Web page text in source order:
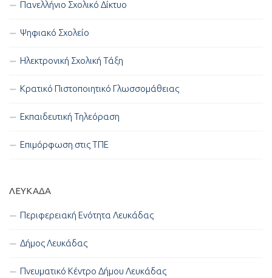
Πανελλήνιο Σχολικό Δίκτυο
Ψηφιακό Σχολείο
Ηλεκτρονική Σχολική Τάξη
Κρατικό Πιστοποιητικό Γλωσσομάθειας
Εκπαιδευτική Τηλεόραση
Επιμόρφωση στις ΤΠΕ
ΛΕΥΚΑΔΑ
Περιφερειακή Ενότητα Λευκάδας
Δήμος Λευκάδας
Πνευματικό Κέντρο Δήμου Λευκάδας